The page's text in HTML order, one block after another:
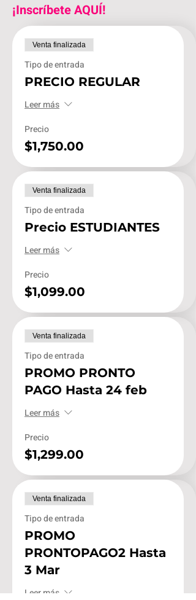
mercadotecnia o áreas afines. Encargados
de ventas o departamentos de publicidad en
empresas del sector privado o áreas
educativas.
¡Inscríbete AQUÍ!
Venta finalizada
Tipo de entrada
PRECIO REGULAR
Leer más
Precio
$1,750.00
Venta finalizada
Tipo de entrada
Precio ESTUDIANTES
Leer más
Precio
$1,099.00
Venta finalizada
Tipo de entrada
PROMO PRONTO
PAGO Hasta 24 feb
Leer más
Precio
$1,299.00
Venta finalizada
Tipo de entrada
PROMO
PRONTOPAGO2 Hasta
3 Mar
Leer más